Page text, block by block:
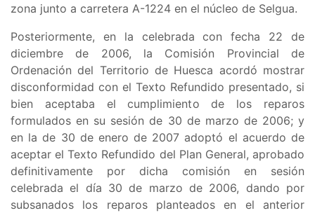
zona junto a carretera A-1224 en el núcleo de Selgua.
Posteriormente, en la celebrada con fecha 22 de
diciembre de 2006, la Comisión Provincial de
Ordenación del Territorio de Huesca acordó mostrar
disconformidad con el Texto Refundido presentado, si
bien aceptaba el cumplimiento de los reparos
formulados en su sesión de 30 de marzo de 2006; y
en la de 30 de enero de 2007 adoptó el acuerdo de
aceptar el Texto Refundido del Plan General, aprobado
definitivamente por dicha comisión en sesión
celebrada el día 30 de marzo de 2006, dando por
subsanados los reparos planteados en el anterior